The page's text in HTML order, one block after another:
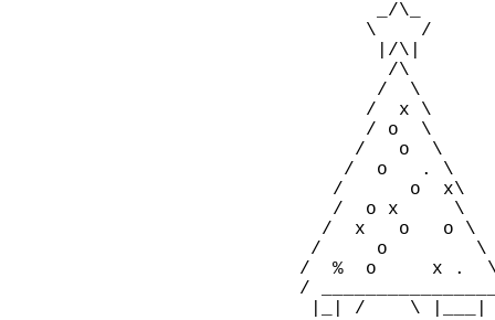
_/\_
\ /
|/\|
/\
/ \
/ x \
/ o \
/ o \
/ o . \
/ o x\
/ o x \
/ x o o \
/ o \
/ % o x .
/
|_| / \ |___|